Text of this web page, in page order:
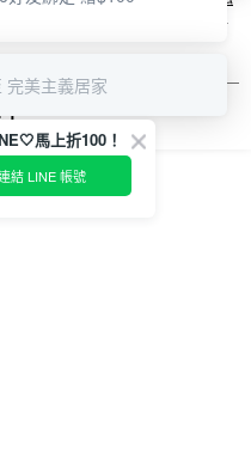
即表示您同意本公司得按本網站使
完美主義居家
馬上折100！
結 LINE 帳號